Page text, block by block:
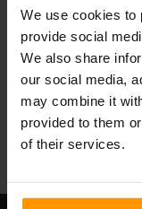
We use cookies to
provide social
We also share
our social media,
may combine it
provided to them
of their services.